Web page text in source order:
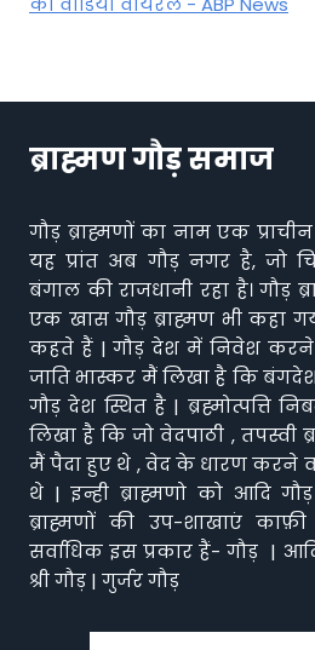
ब्राह्मण गौड़ समाज
गौड़ ब्राह्मणों का नाम एक
यह प्रांत अब गौड़ नगर है, जो
बंगाल की राजधानी रहा है। गौड़
एक खास गौड़ ब्राह्मण भी कहा
कहते हैं | गौड़ देश में निवेश करने
जाति भास्कर मैं लिखा है कि
गौड़ देश स्थित है | ब्रह्मोत्पत्ति
लिखा है कि जो वेदपाठी , तपस्वी
मैं पैदा हुए थे , वेद के धारण करने
थे | इन्ही ब्राह्मणो को आदि
ब्राह्मणों की उप-शाखाएं
सर्वाधिक इस प्रकार हैं- गौड़ |
श्री गौड़ | गुर्जर गौड़